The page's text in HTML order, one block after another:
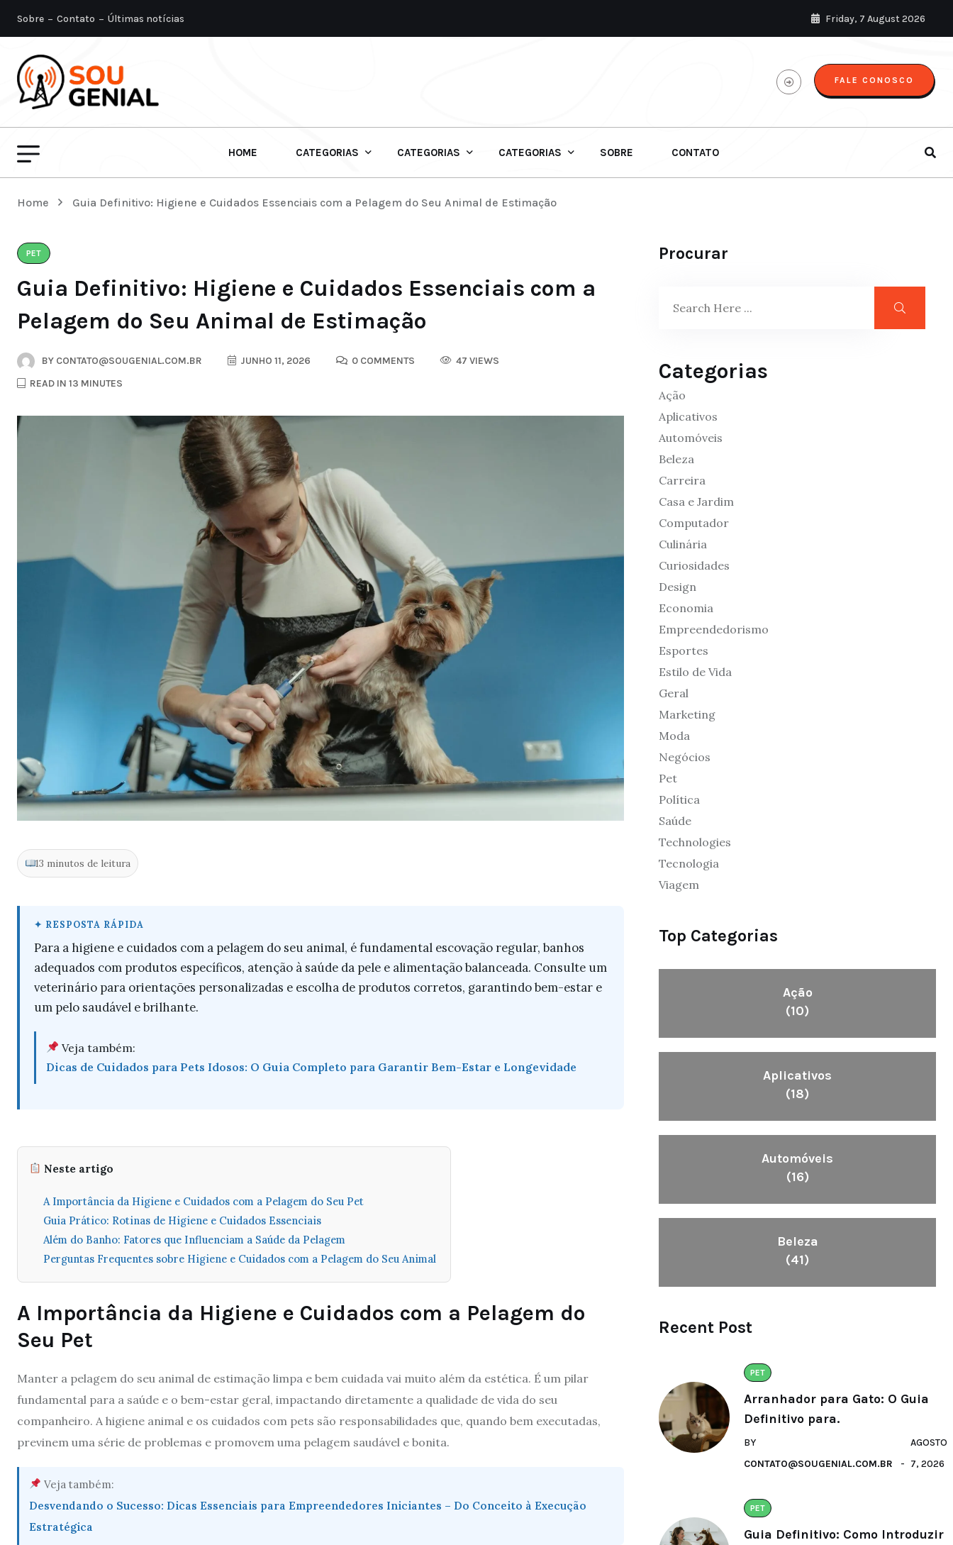
Sobre Contato Últimas notícias Friday, 7 August 2026
FALE CONOSCO
HOME CATEGORIAS CATEGORIAS CATEGORIAS SOBRE CONTATO
Home Guia Definitivo: Higiene e Cuidados Essenciais com a Pelagem do Seu Animal de Estimação
PET
Guia Definitivo: Higiene e Cuidados Essenciais com a
Pelagem do Seu Animal de Estimação
BY CONTATO@SOUGENIAL.COM.BR JUNHO 11, 2026 0 COMMENTS
47 VIEWS
READ IN 13 MINUTES
13 minutos de leitura
Para a higiene e cuidados com a pelagem do seu animal, é fundamental escovação regular, banhos
adequados com produtos específicos, atenção à saúde da pele e alimentação balanceada. Consulte um
veterinário para orientações personalizadas e escolha de produtos corretos, garantindo bem-estar e
um pelo saudável e brilhante.
Veja também:
Dicas de Cuidados para Pets Idosos: O Guia Completo para Garantir Bem-Estar e Longevidade
Neste artigo
A Importância da Higiene e Cuidados com a Pelagem do Seu Pet
Guia Prático: Rotinas de Higiene e Cuidados Essenciais
Além do Banho: Fatores que Influenciam a Saúde da Pelagem
Perguntas Frequentes sobre Higiene e Cuidados com a Pelagem do Seu Animal
A Importância da Higiene e Cuidados com a Pelagem do
Seu Pet
Manter a pelagem do seu animal de estimação limpa e bem cuidada vai muito além da estética. É um pilar
fundamental para a saúde e o bem-estar geral, impactando diretamente a qualidade de vida do seu
companheiro. A higiene animal e os cuidados com pets são responsabilidades que, quando bem executadas,
previnem uma série de problemas e promovem uma pelagem saudável e bonita.
Veja também:
Desvendando o Sucesso: Dicas Essenciais para Empreendedores Iniciantes – Do Conceito à Execução
Estratégica
Procurar
Categorias
Ação
Aplicativos
Automóveis
Beleza
Carreira
Casa e Jardim
Computador
Culinária
Curiosidades
Design
Economia
Empreendedorismo
Esportes
Estilo de Vida
Geral
Marketing
Moda
Negócios
Pet
Política
Saúde
Technologies
Tecnologia
Viagem
Top Categorias
Ação
(10)
Aplicativos
(18)
Automóveis
(16)
Beleza
(41)
Recent Post
PET
Arranhador para Gato: O Guia
Definitivo para.
BY
CONTATO@SOUGENIAL.COM.BR
AGOSTO
7, 2026
PET
Guia Definitivo: Como Introduzir